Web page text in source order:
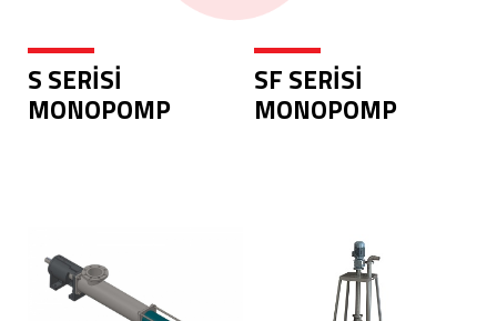
S SERİSİ
MONOPOMP
SF SERİSİ
MONOPOMP